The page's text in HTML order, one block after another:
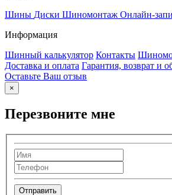
Шины Диски Шиномонтаж Онлайн-
Информация
Шинный калькулятор Контакты
Доставка и оплата Гарантия, возврат и
Оставьте Ваш отзыв
×
Перезвоните мне
Отправить